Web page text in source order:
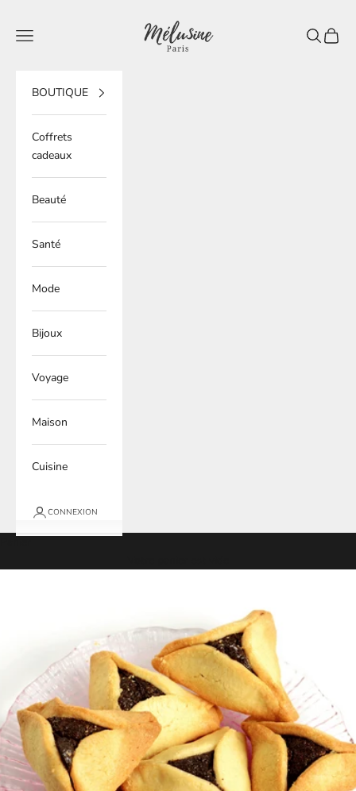
Mélusine Paris
Ouvrir la navigation
Ouvrir la
Voir
BOUTIQUE
Coffrets
cadeaux
Beauté
Santé
Mode
Bijoux
Voyage
Maison
Cuisine
CONNEXION